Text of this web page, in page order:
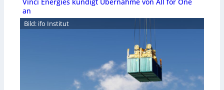
an
Bild: ifo Institut